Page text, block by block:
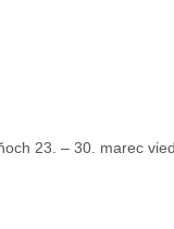
23. – 30. marec